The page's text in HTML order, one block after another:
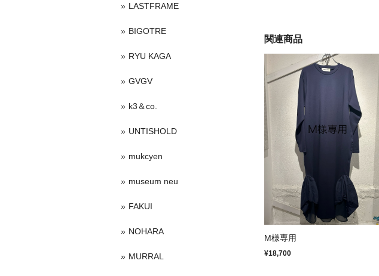
関連商品
M様専用
¥18,700
LASTFRAME
BIGOTRE
RYU KAGA
GVGV
k3＆co.
UNTISHOLD
mukcyen
museum neu
FAKUI
NOHARA
MURRAL